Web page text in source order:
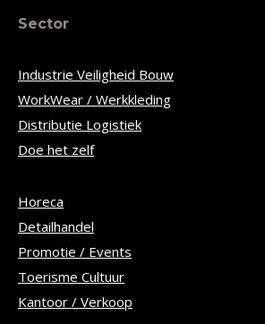
Sector
Industrie Veiligheid Bouw
WorkWear / Werkkleding
Distributie Logistiek
Doe het zelf
Horeca
Detailhandel
Promotie / Events
Toerisme Cultuur
Kantoor / Verkoop